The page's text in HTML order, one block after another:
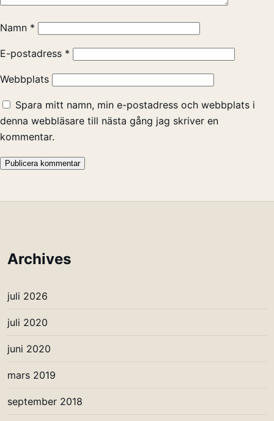
Namn *
E-postadress *
Webbplats
Spara mitt namn, min e-postadress och webbplats i
denna webbläsare till nästa gång jag skriver en
kommentar.
Archives
juli 2026
juli 2020
juni 2020
mars 2019
september 2018